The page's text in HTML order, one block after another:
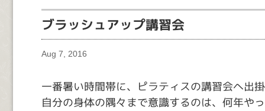
ブラッシュアップ講習会
Aug 7, 2016
一番暑い時間帯に、ピラティスの講習会へ出
自分の身体の隅々まで意識するのは、何年や